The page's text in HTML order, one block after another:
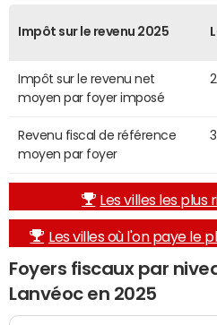
Impôt sur le revenu 2025
Impôt sur le revenu net
moyen par foyer imposé
Revenu fiscal de référence
moyen par foyer
Les villes les plus
Les villes où l'on paye le
Foyers fiscaux par
Lanvéoc en 2025